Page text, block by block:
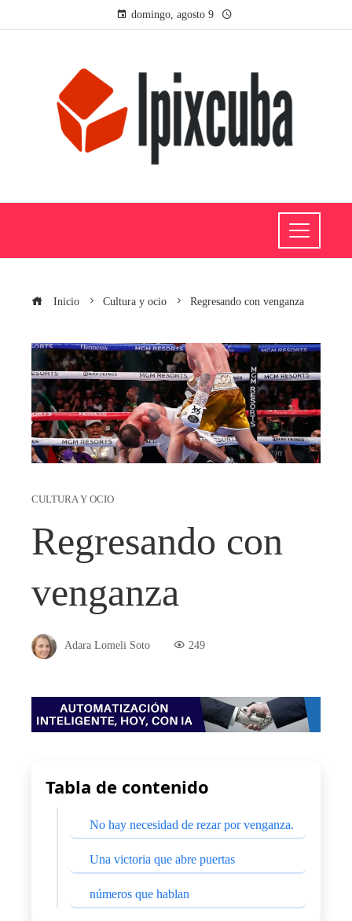
domingo, agosto 9
Inicio Cultura y ocio Regresando con venganza
CULTURA Y OCIO
Regresando con
venganza
Adara Lomeli Soto 249
Tabla de contenido
No hay necesidad de rezar por venganza.
Una victoria que abre puertas
números que hablan